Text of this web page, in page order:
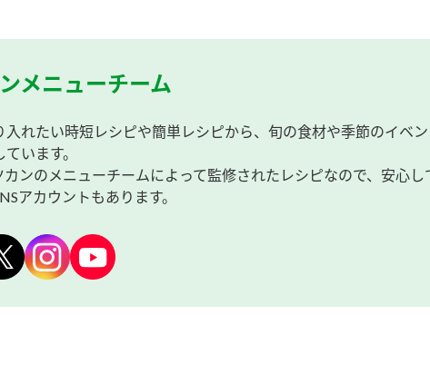
メニューチーム
入れたい時短レシピや簡単レシピから、旬の食材や季節のイベ
います。
カンのメニューチームによって監修されたレシピなので、安心し
アカウントもあります。